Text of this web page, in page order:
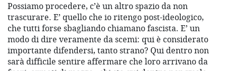
Possiamo procedere, c’è un altro spazio da non
trascurare. E’ quello che io ritengo post-ideologico,
che tutti forse sbagliando chiamano fascista. E’ un
modo di dire veramente da scemi: qui è considerato
importante difendersi, tanto strano? Qui dentro non
sarà difficile sentire affermare che loro arrivano da